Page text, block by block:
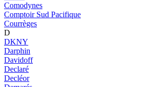
Comodynes
Comptoir Sud Pacifique
Courrèges
D
DKNY
Darphin
Davidoff
Declaré
Decléor